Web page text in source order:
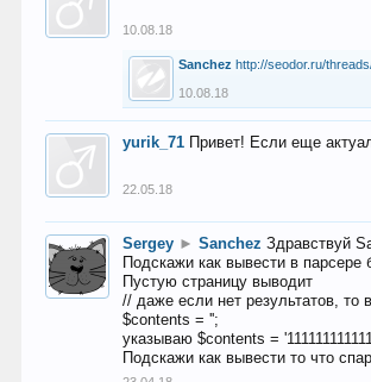
10.08.18
Sanchez http://seodor.ru/
10.08.18
yurik_71 Привет! Если еще
22.05.18
Sergey ► Sanchez Здравствуй
Подскажи как вывести в
Пустую страницу выводит
// даже если нет результатов, то
$contents = '';
указываю $contents =
Подскажи как вывести то что